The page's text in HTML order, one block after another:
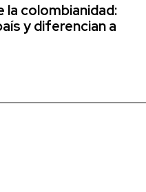
la colombianidad:
y diferencian a